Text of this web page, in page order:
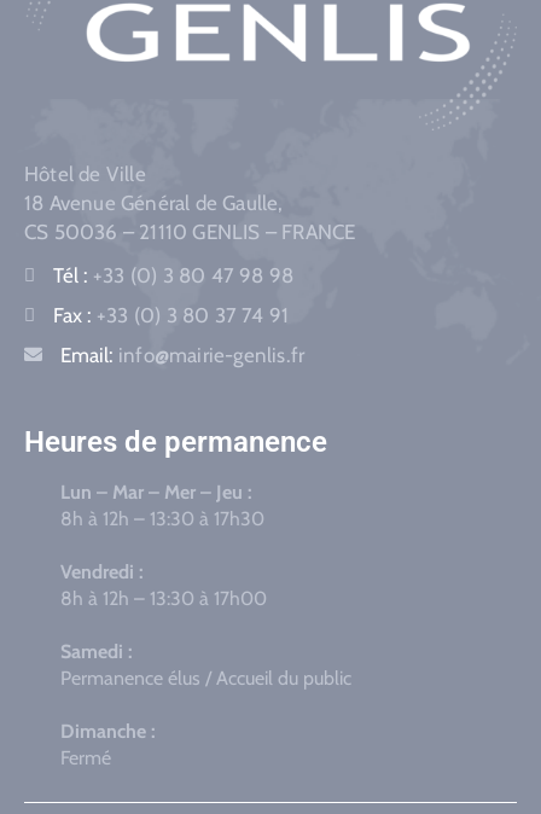
Hôtel de Ville
18 Avenue Général de Gaulle,
CS 50036 – 21110 GENLIS – FRANCE
Tél : +33 (0) 3 80 47 98 98
Fax : +33 (0) 3 80 37 74 91
Email: info@mairie-genlis.fr
Heures de permanence
Lun – Mar – Mer – Jeu :
8h à 12h – 13:30 à 17h30
Vendredi :
8h à 12h – 13:30 à 17h00
Samedi :
Permanence élus / Accueil du public
Dimanche :
Fermé